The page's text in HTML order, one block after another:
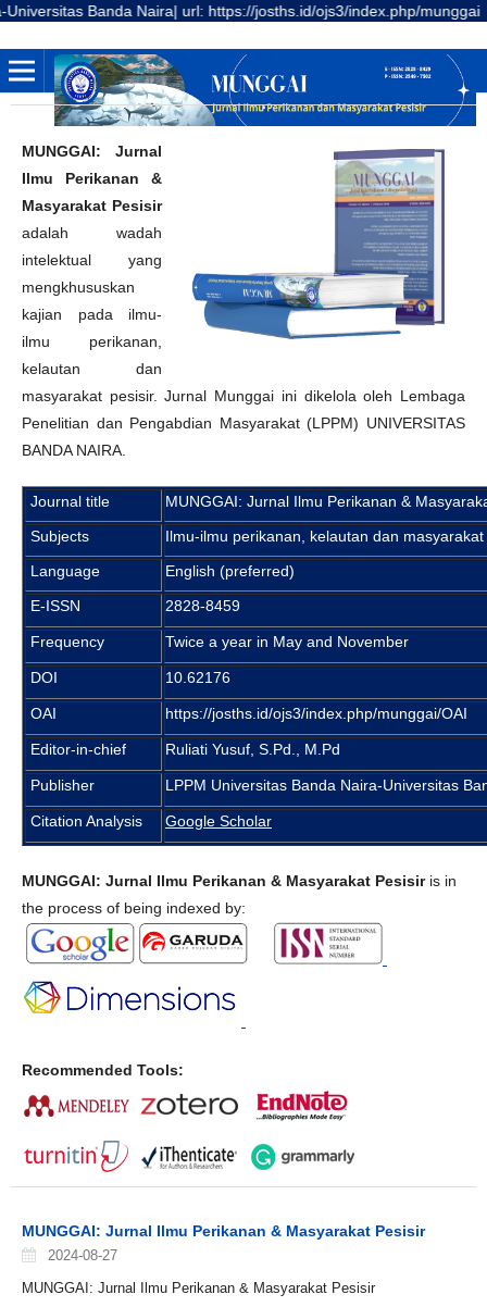
Banda Naira| url: https://josths.id/ojs3/index.php/munggai
MUNGGAI: Jurnal
Ilmu Perikanan &
Masyarakat Pesisir
adalah wadah
intelektual yang
mengkhususkan
kajian pada ilmu-
ilmu perikanan,
kelautan dan
masyarakat pesisir. Jurnal Munggai ini dikelola oleh Lembaga
Penelitian dan Pengabdian Masyarakat (LPPM) UNIVERSITAS
BANDA NAIRA.
Journal title
MUNGGAI: Jurnal Ilmu Perikanan &
Subjects
Ilmu-ilmu perikanan, kelautan dan
Language
English (preferred)
E-ISSN
2828-8459
Frequency Twice a year in May and November
DOI 10.62176
OAI https://josths.id/ojs3/index.php/munggai/OAI
Editor-in-chief Ruliati Yusuf, S.Pd., M.Pd
Publisher LPPM Universitas Banda Naira-Universitas
Citation Analysis Google Scholar
MUNGGAI: Jurnal Ilmu Perikanan & Masyarakat Pesisiris in
the process of being indexed by:
Recommended Tools:
MUNGGAI: Jurnal Ilmu Perikanan & Masyarakat Pesisir
2024-08-27
MUNGGAI: Jurnal Ilmu Perikanan & Masyarakat Pesisir